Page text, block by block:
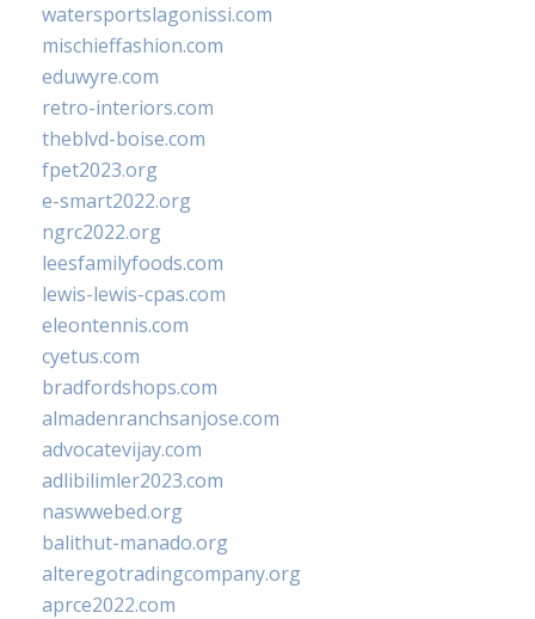
watersportslagonissi.com
mischieffashion.com
eduwyre.com
retro-interiors.com
theblvd-boise.com
fpet2023.org
e-smart2022.org
ngrc2022.org
leesfamilyfoods.com
lewis-lewis-cpas.com
eleontennis.com
cyetus.com
bradfordshops.com
almadenranchsanjose.com
advocatevijay.com
adlibilimler2023.com
naswwebed.org
balithut-manado.org
alteregotradingcompany.org
aprce2022.com